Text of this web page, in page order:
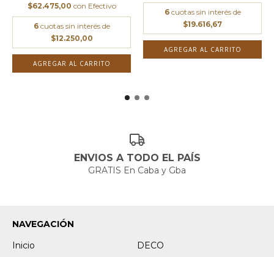
$62.475,00 con Efectivo
6 cuotas sin interés de
$12.250,00
AGREGAR AL CARRITO
6 cuotas sin interés de
$19.616,67
AGREGAR AL CARRITO
ENVIOS A TODO EL PAÍS
GRATIS En Caba y Gba
NAVEGACIÓN
Inicio
DECO